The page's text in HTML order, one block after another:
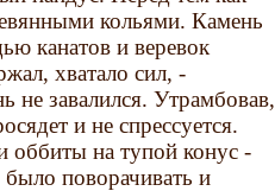
кольями. Камень
канатов и веревок
хватало сил, -
не завалился. Утрамбовав,
и не спрессуется.
оббиты на тупой конус -
поворачивать и